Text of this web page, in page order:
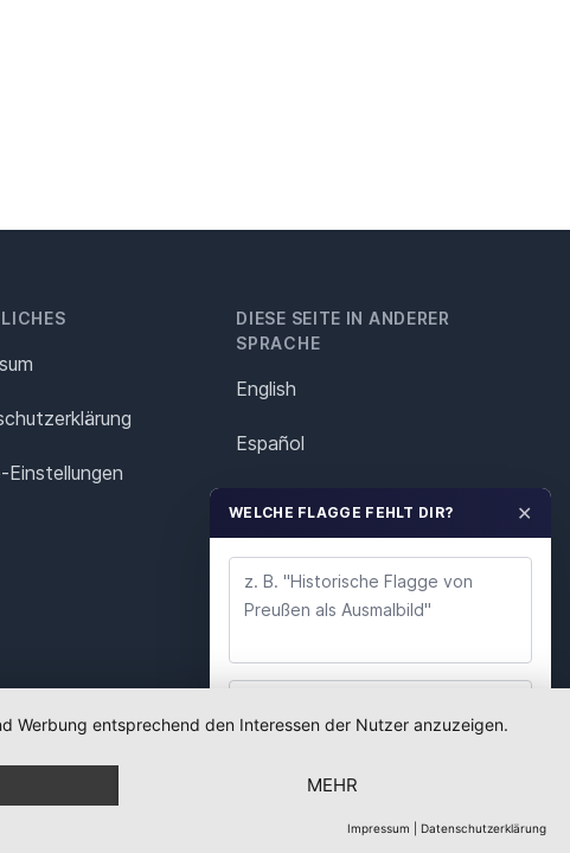
Einstellungen
DIESE SEITE IN ANDERER
SPRACHE
English
Español
Italiano
Polska
Português
Nederlands
WELCHE FLAGGE FEHLT DIR? ✕
Werbung entsprechend den Interessen der Nutzer anzuzeigen.
MEHR
Impressum Datenschutzerklärung